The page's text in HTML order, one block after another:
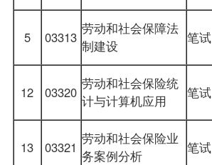
5 03313
劳动和社会保障法
制建设
笔试
12 03320
劳动和社会保险统
计与计算机应用
笔试
13 03321
劳动和社会保险业
务案例分析
笔试